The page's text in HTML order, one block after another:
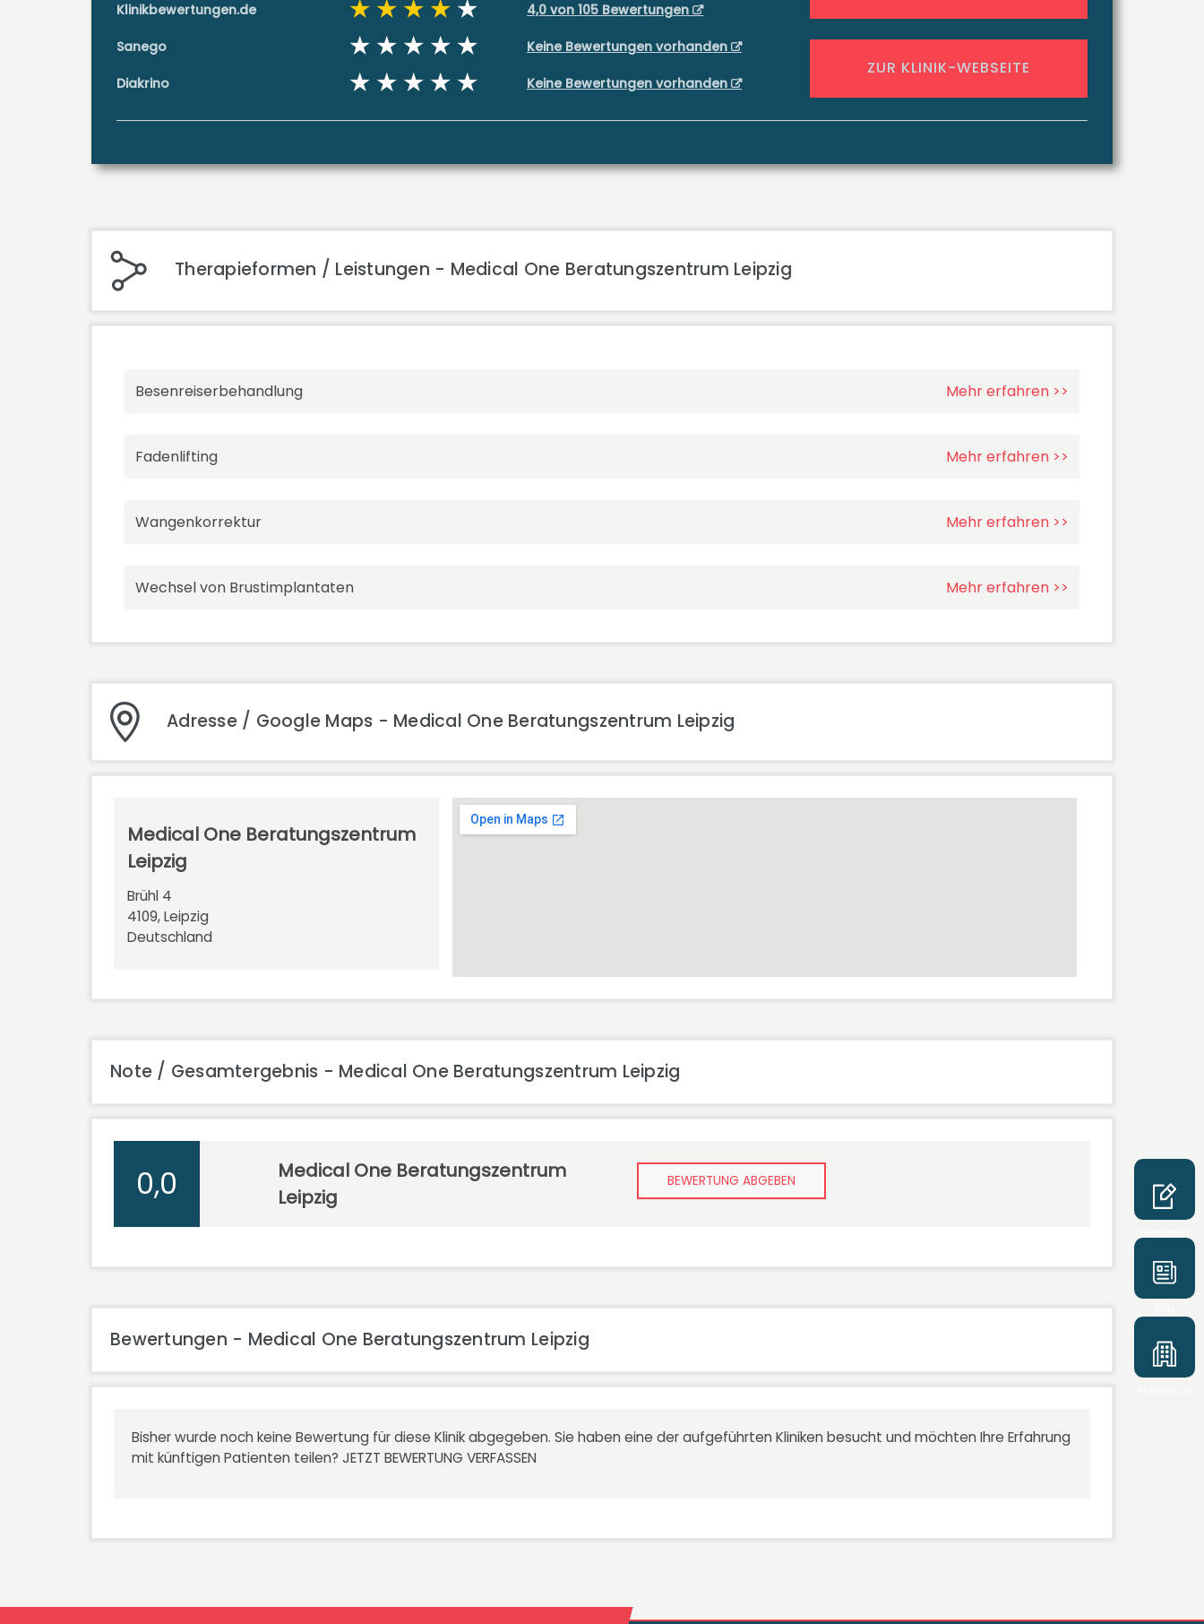
Klinikbewertungen.de 4,0 von 105 Bewertungen
Sanego Keine Bewertungen vorhanden
Diakrino Keine Bewertungen vorhanden
ZUR KLINIK-WEBSEITE
Therapieformen / Leistungen - Medical One Beratungszentrum Leipzig
Besenreiserbehandlung Mehr erfahren >>
Fadenlifting Mehr erfahren >>
Wangenkorrektur Mehr erfahren >>
Wechsel von Brustimplantaten Mehr erfahren >>
Adresse / Google Maps - Medical One Beratungszentrum Leipzig
Medical One Beratungszentrum
Leipzig
Brühl 4
4109, Leipzig
Deutschland
Note / Gesamtergebnis - Medical One Beratungszentrum Leipzig
0,0
Medical One Beratungszentrum
Leipzig
BEWERTUNG ABGEBEN
Bewertungen - Medical One Beratungszentrum Leipzig
Bisher wurde noch keine Bewertung für diese Klinik abgegeben. Sie haben eine der aufgeführten Kliniken besucht und möchten Ihre Erfahrung
mit künftigen Patienten teilen? JETZT BEWERTUNG VERFASSEN